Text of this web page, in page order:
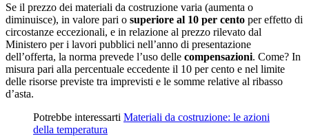
Se il prezzo dei materiali da costruzione varia (aumenta o
diminuisce), in valore pari o superiore al 10 per cento per effetto di
circostanze eccezionali, e in relazione al prezzo rilevato dal
Ministero per i lavori pubblici nell’anno di presentazione
dell’offerta, la norma prevede l’uso delle compensazioni. Come? In
misura pari alla percentuale eccedente il 10 per cento e nel limite
delle risorse previste tra imprevisti e le somme relative al ribasso
d’asta.
Potrebbe interessarti Materiali da costruzione: le azioni
della temperatura